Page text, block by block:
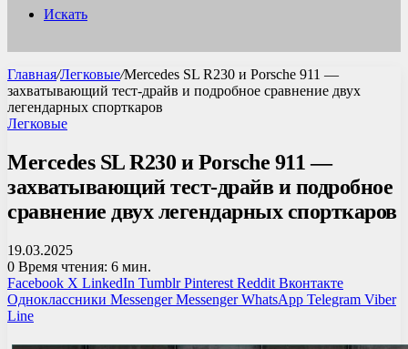
Искать
Главная/Легковые/Mercedes SL R230 и Porsche 911 —
захватывающий тест-драйв и подробное сравнение двух
легендарных спорткаров
Легковые
Mercedes SL R230 и Porsche 911 —
захватывающий тест-драйв и подробное
сравнение двух легендарных спорткаров
19.03.2025
0 Время чтения: 6 мин.
Facebook X LinkedIn Tumblr Pinterest Reddit Вконтакте
Одноклассники Messenger Messenger WhatsApp Telegram Viber
Line